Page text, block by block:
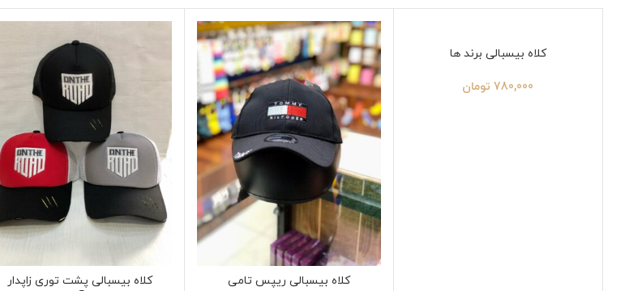
کلاه بیسبالی برند ها
780,000 تومان
کلاه بیسبالی ریپس تامی
کلاه بیسبالی پشت توری زاپدار